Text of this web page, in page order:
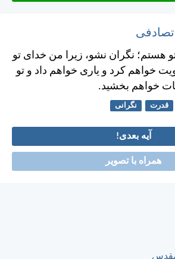
هستم؛ نگران نشو، زيرا من خدای تو
خواهم كرد و ياری خواهم داد و تو
خواهم بخشيد.
قدرت نگرانی
آیه بعدی!
همراه با تصویر
مقدس